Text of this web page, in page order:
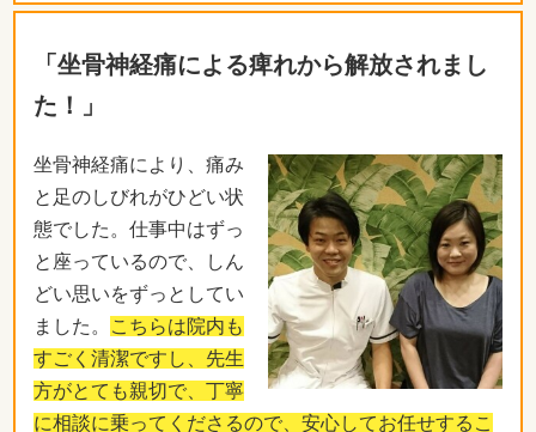
「坐骨神経痛による痺れから解放されまし
た！」
坐骨神経痛により、痛み
と足のしびれがひどい状
態でした。仕事中はずっ
と座っているので、しん
どい思いをずっとしてい
ました。
こちらは院内も
すごく清潔ですし、先生
方がとても親切で、丁寧
に相談に乗ってくださるので、安心してお任せするこ